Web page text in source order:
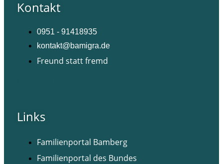
Kontakt
0951 - 91418935
kontakt@bamigra.de
Freund statt fremd
Links
Familienportal Bamberg
Familienportal des Bundes